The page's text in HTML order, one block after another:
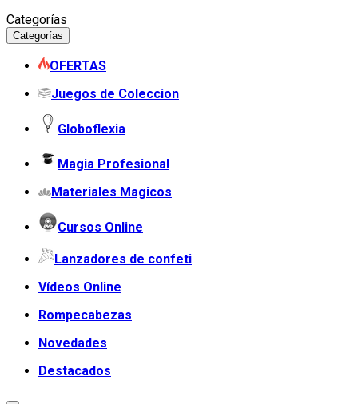
Categorías
Categorías
OFERTAS
Juegos de Coleccion
Globoflexia
Magia Profesional
Materiales Magicos
Cursos Online
Lanzadores de confeti
Vídeos Online
Rompecabezas
Novedades
Destacados